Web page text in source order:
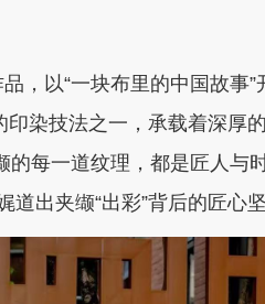
以“一块布里的中国故事”
染技法之一，承载着深厚
的每一道纹理，都是匠人
出夹缬“出彩”背后的匠心坚